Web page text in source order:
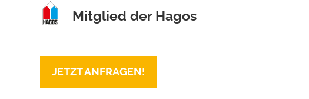
Mitglied der Hagos
JETZT ANFRAGEN!